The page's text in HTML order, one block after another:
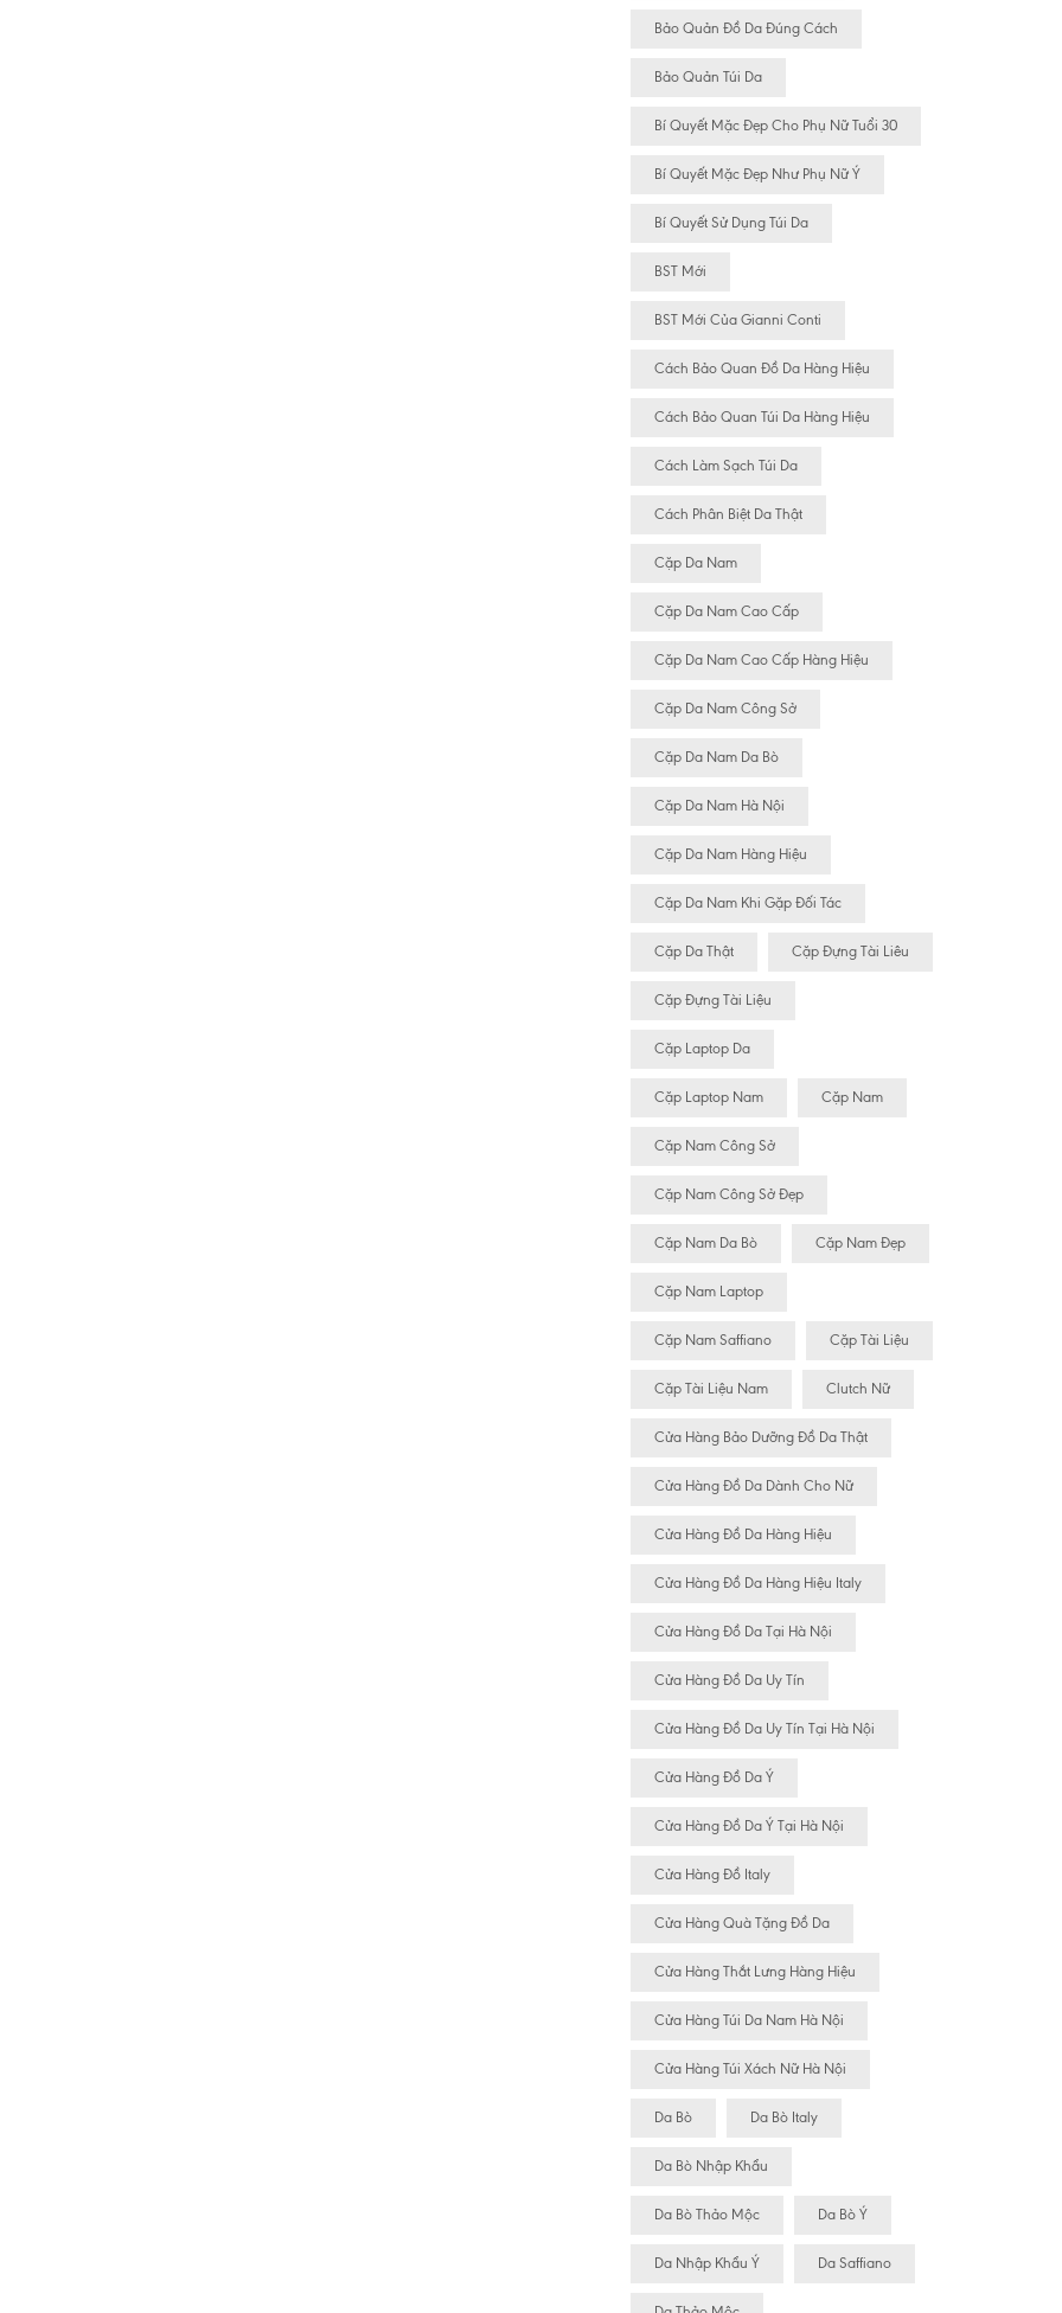
Bảo Quản Đồ Da Đúng Cách
Bảo Quản Túi Da
Bí Quyết Mặc Đẹp Cho Phụ Nữ Tuổi 30
Bí Quyết Mặc Đẹp Như Phụ Nữ Ý
Bí Quyết Sử Dụng Túi Da
BST Mới
BST Mới Của Gianni Conti
Cách Bảo Quan Đồ Da Hàng Hiệu
Cách Bảo Quan Túi Da Hàng Hiệu
Cách Làm Sạch Túi Da
Cách Phân Biệt Da Thật
Cặp Da Nam
Cặp Da Nam Cao Cấp
Cặp Da Nam Cao Cấp Hàng Hiệu
Cặp Da Nam Công Sở
Cặp Da Nam Da Bò
Cặp Da Nam Hà Nội
Cặp Da Nam Hàng Hiệu
Cặp Da Nam Khi Gặp Đối Tác
Cặp Da Thật Cặp Đựng Tài Liêu
Cặp Đựng Tài Liệu
Cặp Laptop Da
Cặp Laptop Nam Cặp Nam
Cặp Nam Công Sở
Cặp Nam Công Sở Đẹp
Cặp Nam Da Bò Cặp Nam Đẹp
Cặp Nam Laptop
Cặp Nam Saffiano Cặp Tài Liệu
Cặp Tài Liệu Nam Clutch Nữ
Cửa Hàng Bảo Dưỡng Đồ Da Thật
Cửa Hàng Đồ Da Dành Cho Nữ
Cửa Hàng Đồ Da Hàng Hiệu
Cửa Hàng Đồ Da Hàng Hiệu Italy
Cửa Hàng Đồ Da Tại Hà Nội
Cửa Hàng Đồ Da Uy Tín
Cửa Hàng Đồ Da Uy Tín Tại Hà Nội
Cửa Hàng Đồ Da Ý
Cửa Hàng Đồ Da Ý Tại Hà Nội
Cửa Hàng Đồ Italy
Cửa Hàng Quà Tặng Đồ Da
Cửa Hàng Thắt Lưng Hàng Hiệu
Cửa Hàng Túi Da Nam Hà Nội
Cửa Hàng Túi Xách Nữ Hà Nội
Da Bò Da Bò Italy
Da Bò Nhập Khẩu
Da Bò Thảo Mộc Da Bò Ý
Da Nhập Khẩu Ý Da Saffiano